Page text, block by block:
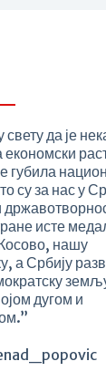
да је
губила
су за нас у
исте
нашу
а Србију
дугом и